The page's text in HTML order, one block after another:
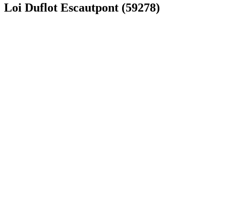
Loi Duflot Escautpont (59278)